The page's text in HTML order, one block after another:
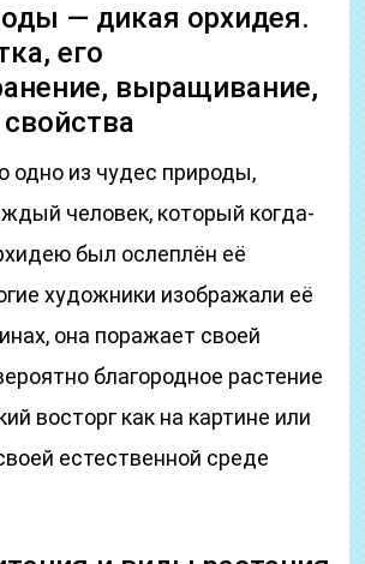
— дикая орхидея.
его
выращивание,
одно из чудес природы,
человек, который когда-
был ослеплён её
художники изображали её
она поражает своей
благородное растение
восторг как на картине или
естественной среде